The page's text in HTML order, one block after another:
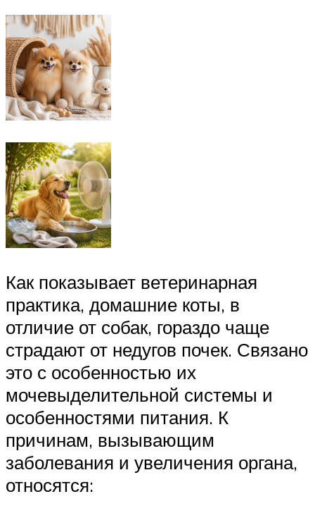
Как показывает ветеринарная
практика, домашние коты, в
отличие от собак, гораздо чаще
страдают от недугов почек. Связано
это с особенностью их
мочевыделительной системы и
особенностями питания. К
причинам, вызывающим
заболевания и увеличения органа,
относятся: